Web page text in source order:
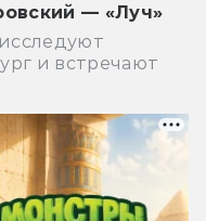
— «Луч»
и встречают